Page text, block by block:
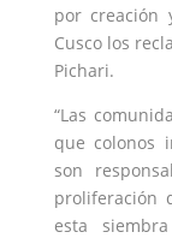
por creación
Cusco los
Pichari.
“Las
que colonos
son
proliferación
esta